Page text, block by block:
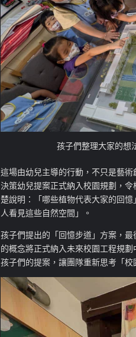
孩子們整理大家的想
這場由幼兒主導的行動，不只是藝
決策幼兒提案正式納入校園規劃，
楚說明：「哪些植物代表大家的回
人看見這些自然空間」。
孩子們提出的「回憶步道」方案，
的概念將正式納入未來校園工程規
孩子們的提案，讓團隊重新思考「校